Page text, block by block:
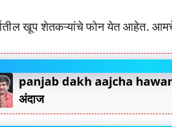
खूप शेतकऱ्यांचे फोन येत आहेत.
panjab dakh aajcha
अंदाज